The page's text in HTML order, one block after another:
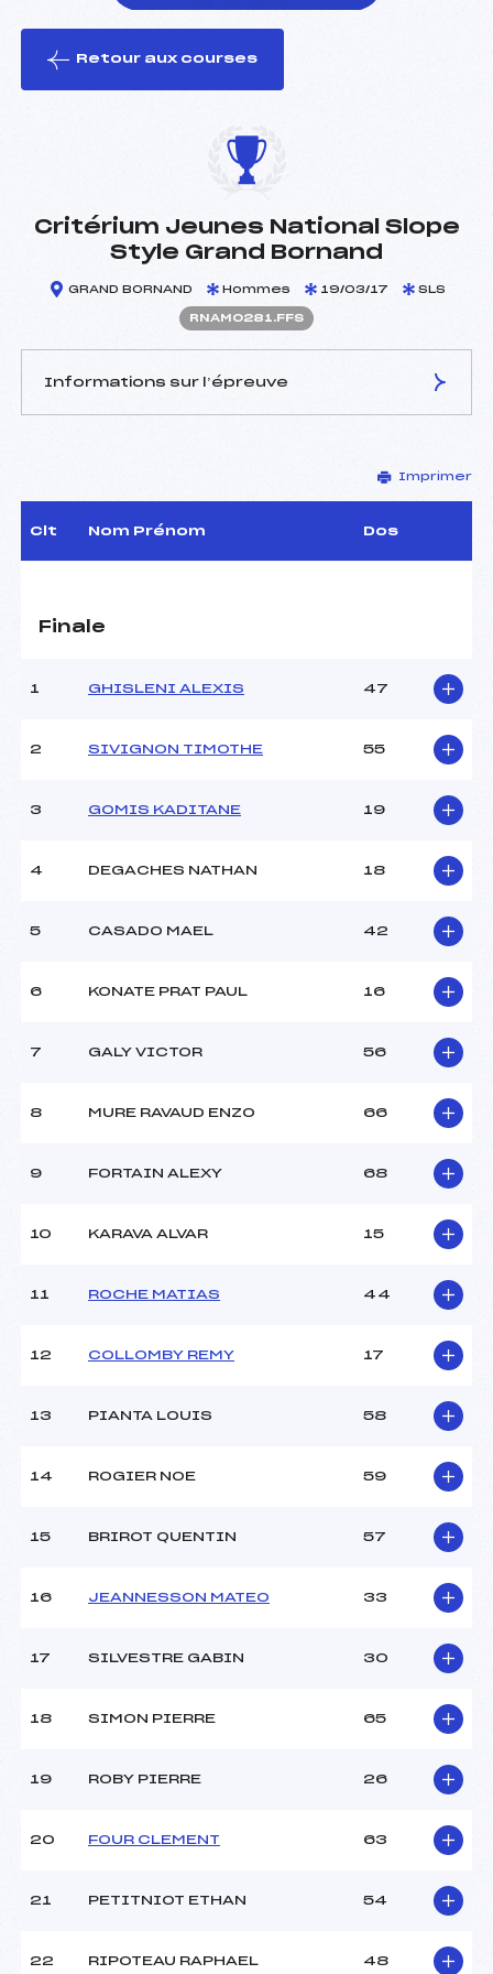
le ski
Retour aux courses
Critérium Jeunes National Slope
Style Grand Bornand
GRAND BORNAND Hommes 19/03/17 SLS
RNAM0281.FFS
Informations sur l’épreuve
TESSIER GILLES (SA)
Arbitre :
–
Assistant :
CARACTÉRISTIQUES DE LA PISTE
Altitude départ :
Nombre de portes :
Température arrivée :
40.0000
Imprimer
Clt Nom Prénom Dos
Finale
1 GHISLENI ALEXIS 47
2 SIVIGNON TIMOTHE 55
3 GOMIS KADITANE 19
4 DEGACHES NATHAN 18
5 CASADO MAEL 42
6 KONATE PRAT PAUL 16
7 GALY VICTOR 56
8 MURE RAVAUD ENZO 66
9 FORTAIN ALEXY 68
10 KARAVA ALVAR 15
11 ROCHE MATIAS 44
12 COLLOMBY REMY 17
13 PIANTA LOUIS 58
14 ROGIER NOE 59
15 BRIROT QUENTIN 57
16 JEANNESSON MATEO 33
17 SILVESTRE GABIN 30
18 SIMON PIERRE 65
19 ROBY PIERRE 26
20 FOUR CLEMENT 63
21 PETITNIOT ETHAN 54
22 RIPOTEAU RAPHAEL 48